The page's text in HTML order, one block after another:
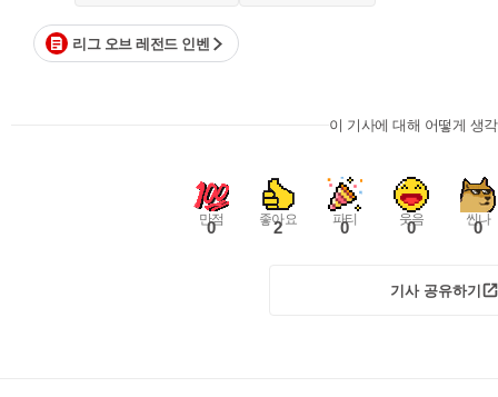
리그 오브 레전드 인벤
이 기사에 대해 어떻게 생
만점
0 좋아요
2 파티
0 웃음
0 씬나
0
기사 공유하기